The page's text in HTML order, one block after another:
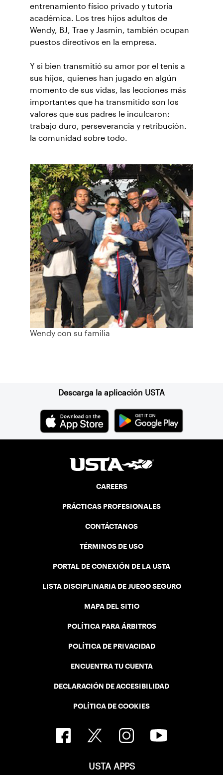
entrenamiento físico privado y tutoría
académica. Los tres hijos adultos de
Wendy, BJ, Trae y Jasmin, también ocupan
puestos directivos en la empresa.
Y si bien transmitió su amor por el tenis a
sus hijos, quienes han jugado en algún
momento de sus vidas, las lecciones más
importantes que ha transmitido son los
valores que sus padres le inculcaron:
trabajo duro, perseverancia y retribución.
la comunidad sobre todo.
Wendy con su familia
Descarga la aplicación USTA
CAREERS
PRÁCTICAS PROFESIONALES
CONTÁCTANOS
TÉRMINOS DE USO
PORTAL DE CONEXIÓN DE LA USTA
LISTA DISCIPLINARIA DE JUEGO SEGURO
MAPA DEL SITIO
POLÍTICA PARA ÁRBITROS
POLÍTICA DE PRIVACIDAD
ENCUENTRA TU CUENTA
DECLARACIÓN DE ACCESIBILIDAD
POLÍTICA DE COOKIES
USTA APPS